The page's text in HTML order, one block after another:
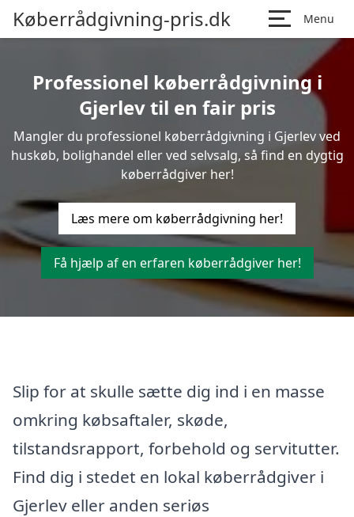
Køberrådgivning-pris.dk Menu
Professionel køberrådgivning i
Gjerlev til en fair pris
Mangler du professionel køberrådgivning i Gjerlev ved
huskøb, bolighandel eller ved selvsalg, så find en dygtig
køberrådgiver her!
Læs mere om køberrådgivning her!
Få hjælp af en erfaren køberrådgiver her!
Slip for at skulle sætte dig ind i en masse
omkring købsaftaler, skøde,
tilstandsrapport, forbehold og servitutter.
Find dig i stedet en lokal køberrådgiver i
Gjerlev eller anden seriøs